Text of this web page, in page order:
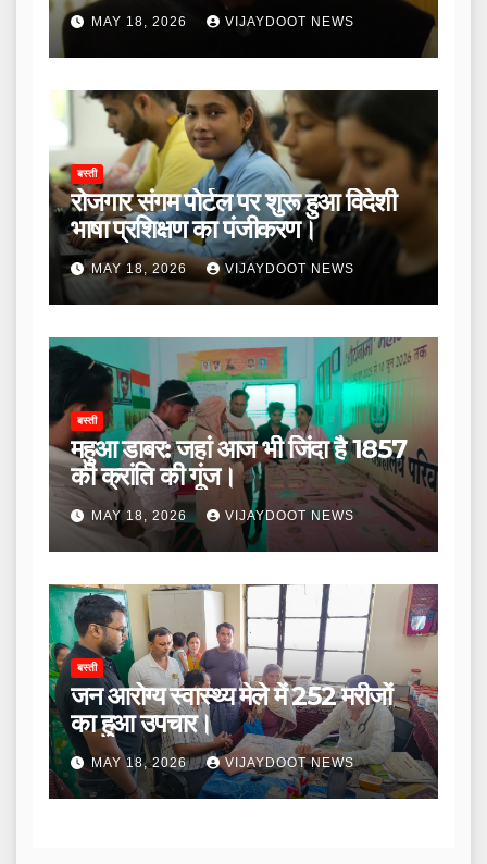
MAY 18, 2026 VIJAYDOOT NEWS
बस्ती
रोजगार संगम पोर्टल पर शुरू हुआ विदेशी
भाषा प्रशिक्षण का पंजीकरण।
MAY 18, 2026 VIJAYDOOT NEWS
बस्ती
महुआ डाबर: जहां आज भी जिंदा है 1857
की क्रांति की गूंज।
MAY 18, 2026 VIJAYDOOT NEWS
बस्ती
जन आरोग्य स्वास्थ्य मेले में 252 मरीजों
का हुआ उपचार।
MAY 18, 2026 VIJAYDOOT NEWS